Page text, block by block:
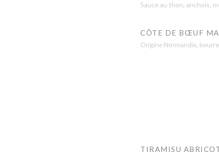
Sauce au thon, anchois,
CÔTE DE BŒUF
Origine Normandie,
TIRAMISU